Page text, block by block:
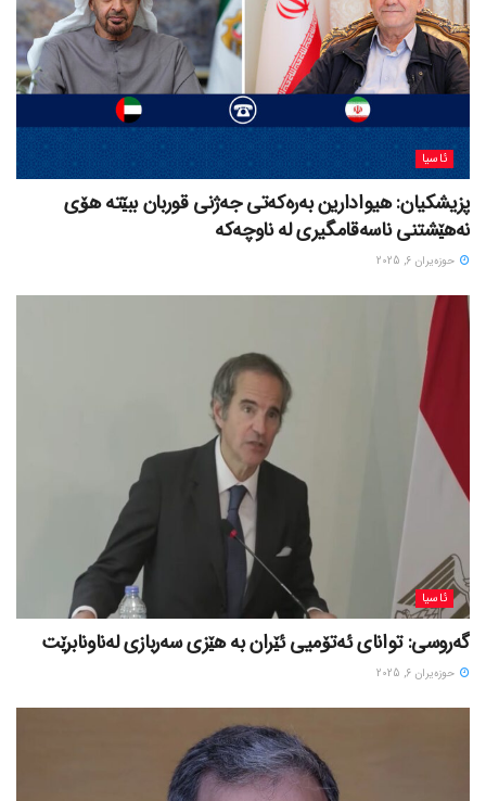
ئاسیا
پزیشکیان: هیوادارین بەرەکەتی جەژنی قوربان ببێتە هۆی
نەهێشتنی ناسەقامگیری لە ناوچەکە
حوزه‌یران 6, 2025
ئاسیا
گەروسی: توانای ئەتۆمیی ئێران بە هێزی سەربازی لەناونابرێت
حوزه‌یران 6, 2025